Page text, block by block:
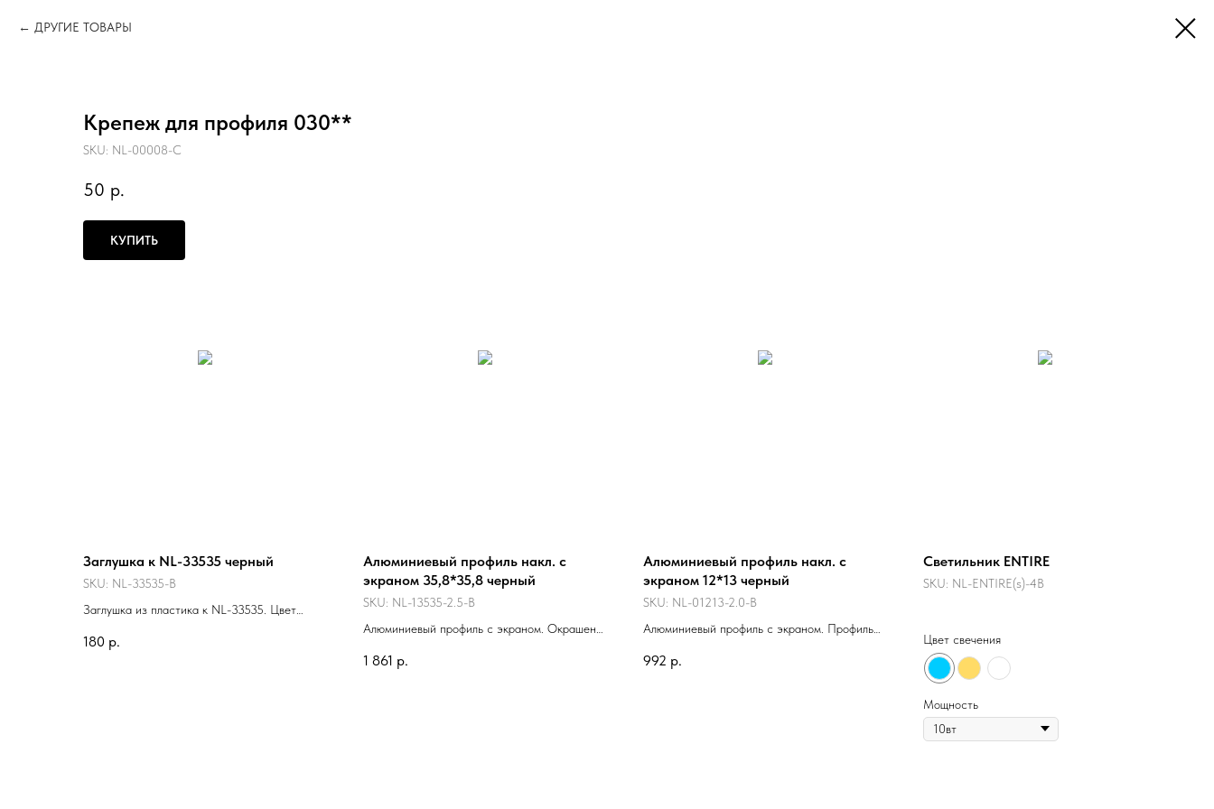
ДРУГИЕ ТОВАРЫ
Крепеж для профиля 030**
SKU: NL-00008-C
50 р.
КУПИТЬ
Заглушка к NL-33535 черный
SKU: NL-33535-B
Заглушка из пластика к NL-33535. Цвет
180 р.
Алюминиевый профиль накл. с
экраном 35,8*35,8 черный
SKU: NL-13535-2.5-B
Алюминиевый профиль с экраном. Окрашен
основной и декоративной подсветки. Для
1 861 р.
Алюминиевый профиль накл. с
экраном 12*13 черный
SKU: NL-01213-2.0-B
Алюминиевый профиль с экраном. Профиль
Предназначен для декоративной подсветки.
992 р.
Светильник ENTIRE
SKU: NL-ENTIRE(s)-4B
Цвет свечения
Мощность